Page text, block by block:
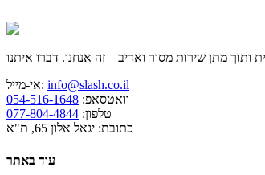
אי-מייל: info@slash.co.il
וואטסאפ: 054-516-1648
טלפון: 077-804-4844
כתובת: יגאל אלון 65, ת"א
עוד באתר